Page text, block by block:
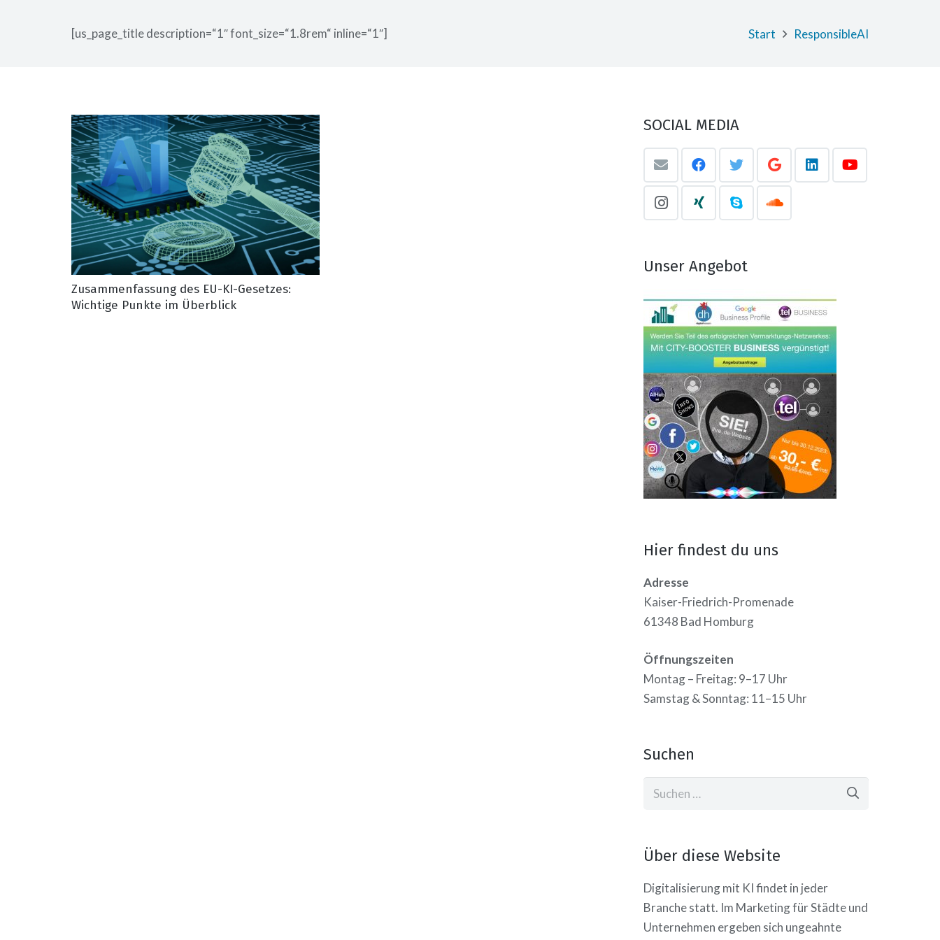
[us_page_title description=“1″ font_size=“1.8rem“ inline=“1″] Start ResponsibleAI
Zusammenfassung des EU-KI-Gesetzes:
Wichtige Punkte im Überblick
SOCIAL MEDIA
Unser Angebot
Hier findest du uns
Adresse
Kaiser-Friedrich-Promenade
61348 Bad Homburg
Öffnungszeiten
Montag – Freitag: 9–17 Uhr
Samstag & Sonntag: 11–15 Uhr
Suchen
Suchen
Über diese Website
Digitalisierung mit KI findet in jeder
Branche statt. Im Marketing für Städte und
Unternehmen ergeben sich ungeahnte